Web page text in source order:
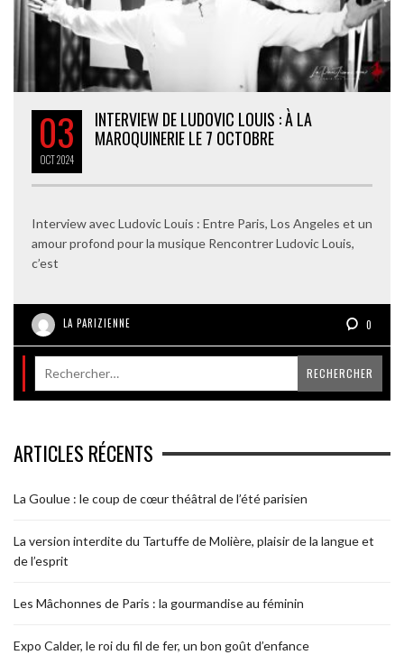
03
OCT2024
INTERVIEW DE LUDOVIC LOUIS : À LA
MAROQUINERIE LE 7 OCTOBRE
Interview avec Ludovic Louis : Entre Paris, Los Angeles et un
amour profond pour la musique Rencontrer Ludovic Louis,
c’est
LA PARIZIENNE 0
ARTICLES RÉCENTS
La Goulue : le coup de cœur théâtral de l’été parisien
La version interdite du Tartuffe de Molière, plaisir de la langue et
de l’esprit
Les Mâchonnes de Paris : la gourmandise au féminin
Expo Calder, le roi du fil de fer, un bon goût d’enfance